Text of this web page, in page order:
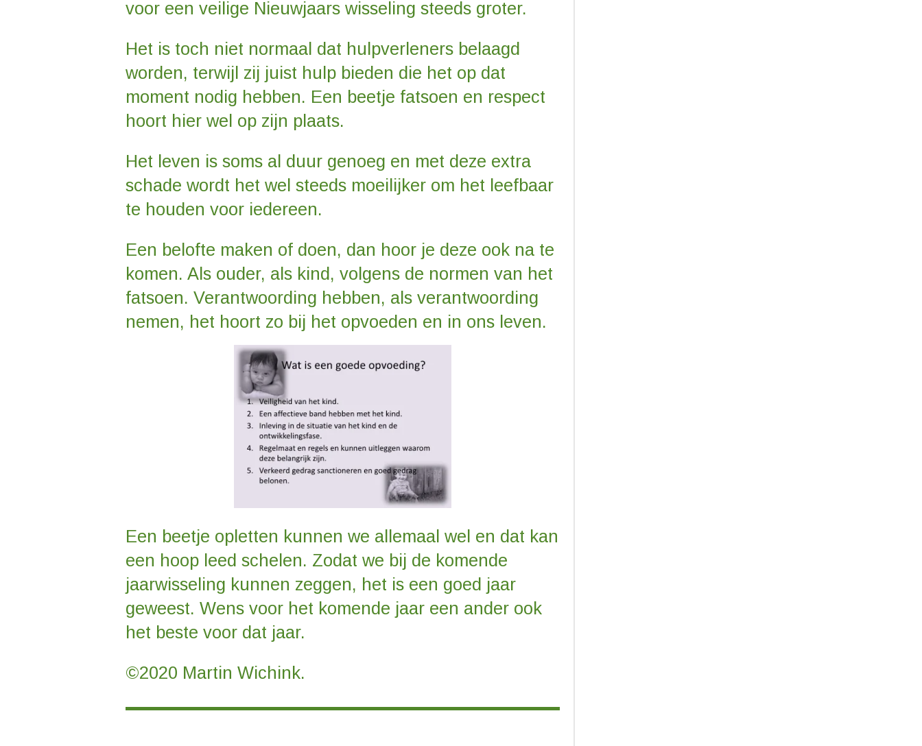
voor een veilige Nieuwjaars wisseling steeds groter.
Het is toch niet normaal dat hulpverleners belaagd
worden, terwijl zij juist hulp bieden die het op dat
moment nodig hebben. Een beetje fatsoen en respect
hoort hier wel op zijn plaats.
Het leven is soms al duur genoeg en met deze extra
schade wordt het wel steeds moeilijker om het leefbaar
te houden voor iedereen.
Een belofte maken of doen, dan hoor je deze ook na te
komen. Als ouder, als kind, volgens de normen van het
fatsoen. Verantwoording hebben, als verantwoording
nemen, het hoort zo bij het opvoeden en in ons leven.
Een beetje opletten kunnen we allemaal wel en dat kan
een hoop leed schelen. Zodat we bij de komende
jaarwisseling kunnen zeggen, het is een goed jaar
geweest. Wens voor het komende jaar een ander ook
het beste voor dat jaar.
©2020 Martin Wichink.